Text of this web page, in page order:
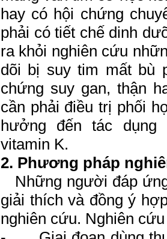
hay có hội chứng
phải có tiết chế dinh
ra khỏi nghiên cứu
dõi bị suy tim mất bù
chứng suy gan, thận
cần phải điều trị phối
hưởng đến tác dụng
vitamin K.
2. Phương pháp
Những người đáp
giải thích và đồng ý
nghiên cứu. Nghiên